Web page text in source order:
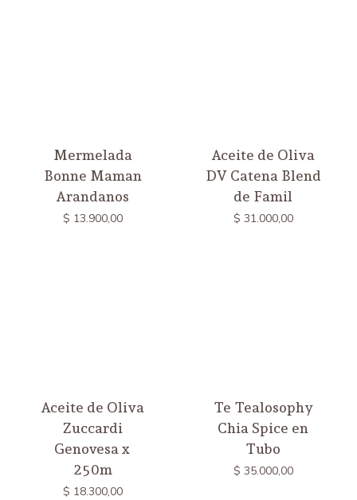
Mermelada
Bonne Maman
Arandanos
$ 13.900,00
Aceite de Oliva
DV Catena Blend
de Famil
$ 31.000,00
Aceite de Oliva
Zuccardi
Genovesa x
250m
$ 18.300,00
Te Tealosophy
Chia Spice en
Tubo
$ 35.000,00